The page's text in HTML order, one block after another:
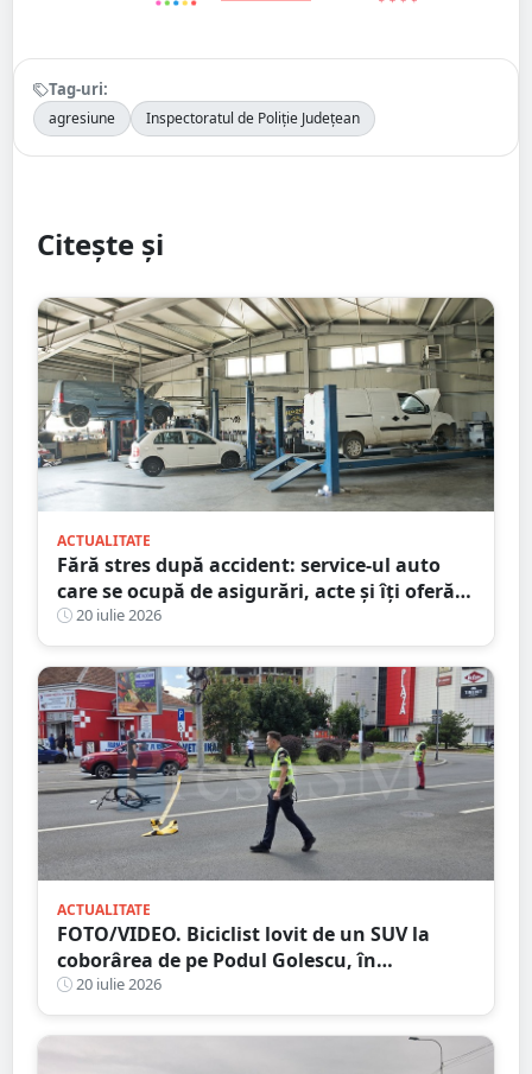
Tag-uri:
agresiune Inspectoratul de Poliție Județean
Citește și
ACTUALITATE
Fără stres după accident: service-ul auto
care se ocupă de asigurări, acte și îți oferă
mașină la schimb
20 iulie 2026
ACTUALITATE
FOTO/VIDEO. Biciclist lovit de un SUV la
coborârea de pe Podul Golescu, în
municipiul Satu Mare. Șoferul: ”Pur și
simplu nu l-am văzut”
20 iulie 2026